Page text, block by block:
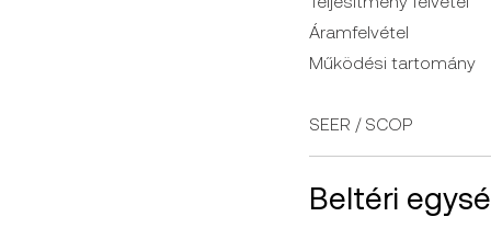
Áramfelvétel
Működési tartomány
SEER / SCOP
Beltéri